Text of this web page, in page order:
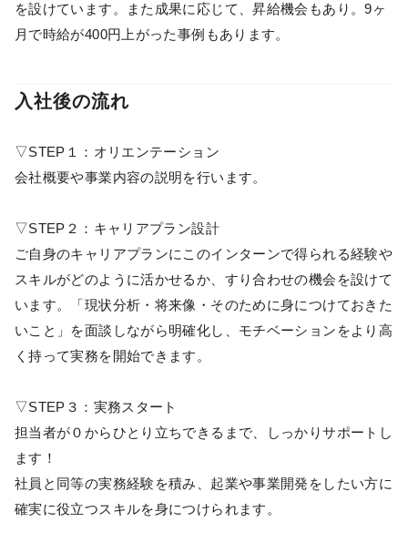
を設けています。また成果に応じて、昇給機会もあり。9ヶ
月で時給が400円上がった事例もあります。
入社後の流れ
▽STEP１：オリエンテーション
会社概要や事業内容の説明を行います。
▽STEP２：キャリアプラン設計
ご自身のキャリアプランにこのインターンで得られる経験や
スキルがどのように活かせるか、すり合わせの機会を設けて
います。「現状分析・将来像・そのために身につけておきた
いこと」を面談しながら明確化し、モチベーションをより高
く持って実務を開始できます。
▽STEP３：実務スタート
担当者が０からひとり立ちできるまで、しっかりサポートし
ます！
社員と同等の実務経験を積み、起業や事業開発をしたい方に
確実に役立つスキルを身につけられます。